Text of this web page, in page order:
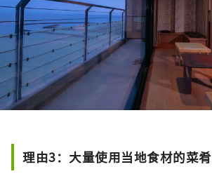
理由3：大量使用当地食材的菜肴